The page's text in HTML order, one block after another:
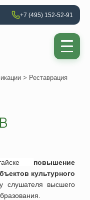
+7 (495) 152-52-91
> Реставрация
повышение
культурного
слушателя высшего